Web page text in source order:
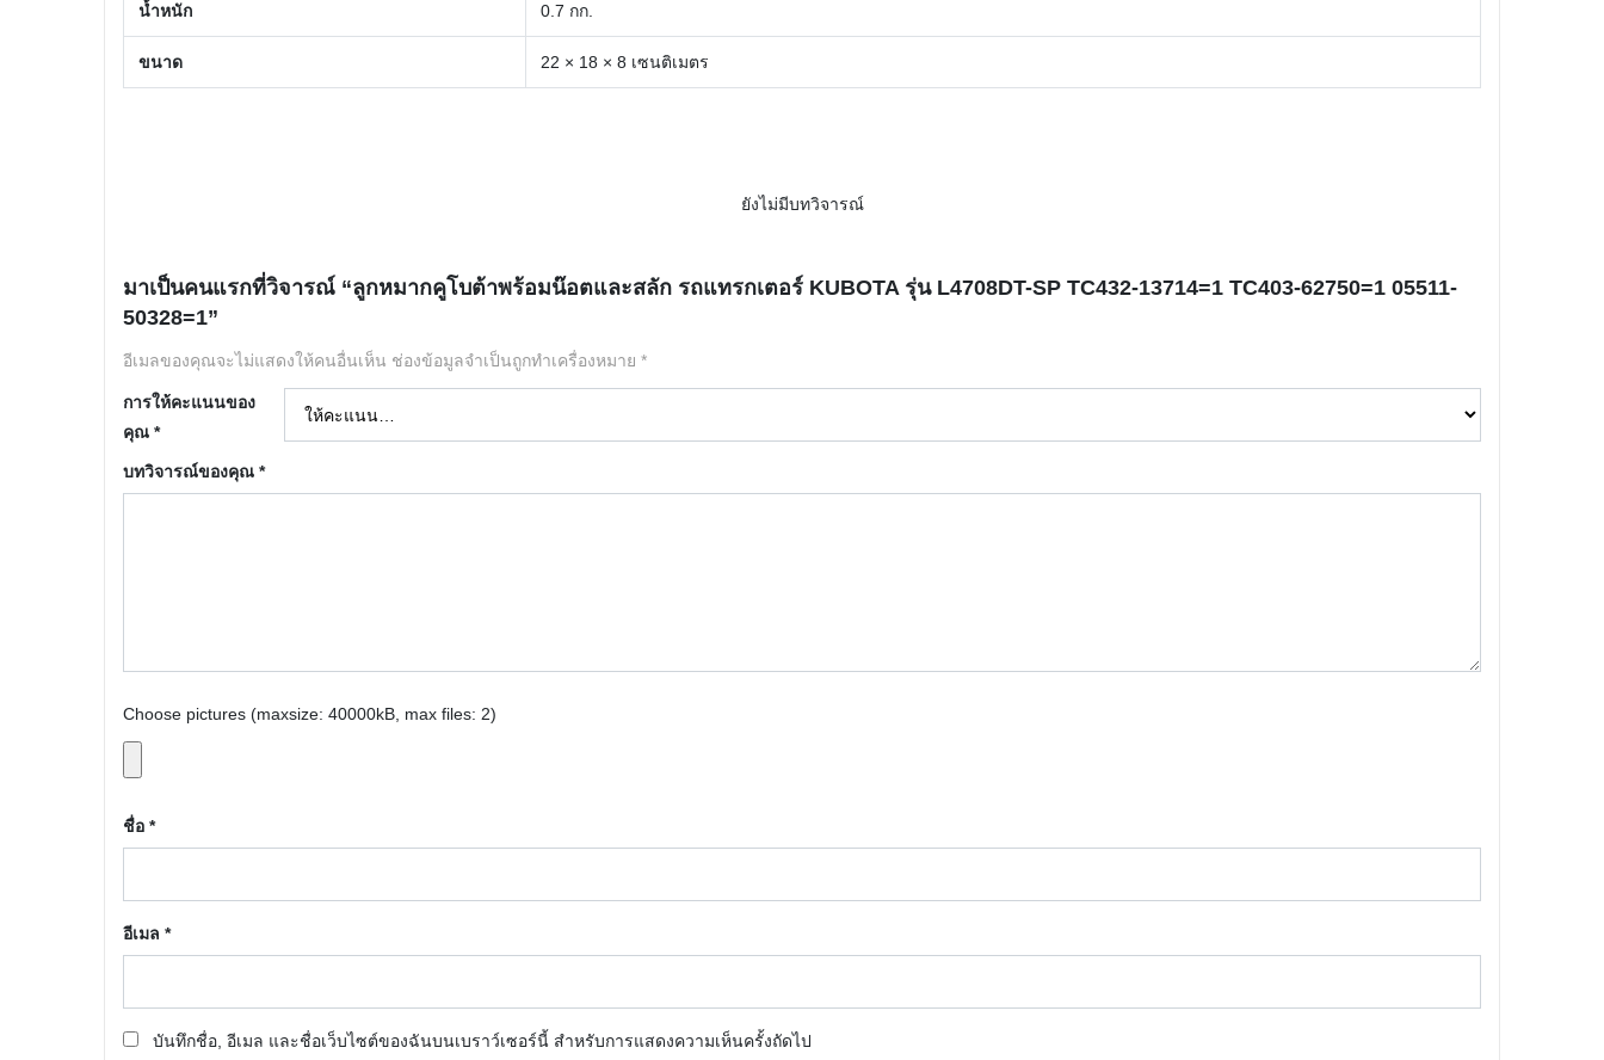
น้ำหนัก 0.7 กก.
ขนาด 22 × 18 × 8 เซนติเมตร
ยังไม่มีบทวิจารณ์
มาเป็นคนแรกที่วิจารณ์ “ลูกหมากคูโบต้าพร้อมน๊อตและสลัก รถแทรกเตอร์ KUBOTA รุ่น L4708DT-SP TC432-13714=1 TC403-62750=1 05511-
50328=1”
อีเมลของคุณจะไม่แสดงให้คนอื่นเห็น ช่องข้อมูลจำเป็นถูกทำเครื่องหมาย *
การให้คะแนนของ
คุณ *
บทวิจารณ์ของคุณ *
Choose pictures (maxsize: 40000kB, max files: 2)
ชื่อ *
อีเมล *
บันทึกชื่อ, อีเมล และชื่อเว็บไซต์ของฉันบนเบราว์เซอร์นี้ สำหรับการแสดงความเห็นครั้งถัดไป